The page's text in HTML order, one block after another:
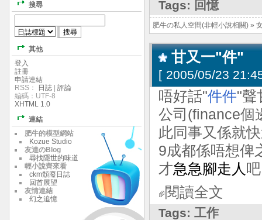
Tags: 回憶
肥牛の私人空間(非輕小說相關) »
甘又一"件"
[ 2005/05/23
唔好話"件件"聲
公司(finance個
此同事又係就
9成都係唔想俾
才急急腳走人 吧
閱讀全文
Tags: 工作
搜尋
其他
登入
註冊
申請連結
RSS：
日誌
評論
編碼：UTF-8
XHTML 1.0
連結
肥牛的模型網站
Kozue Studio
友達のBlog
尋找隱世的味道
輕小說齊來看
ckm頹廢日誌
回首展望
友情連結
幻之追憶